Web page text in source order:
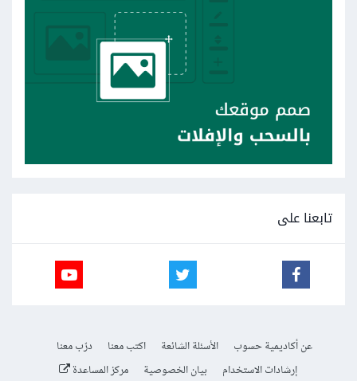
تابعنا على
عن أكاديمية حسوب الأسئلة الشائعة اكتب معنا
درّب معنا
إرشادات الاستخدام
بيان الخصوصية مركز المساعدة